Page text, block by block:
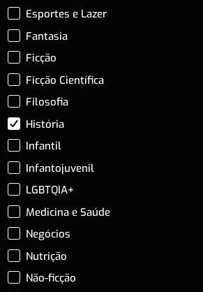
Esportes e Lazer
Fantasia
Ficção
Ficção Científica
Filosofia
História
Infantil
Infantojuvenil
LGBTQIA+
Medicina e Saúde
Negócios
Nutrição
Não-ficção